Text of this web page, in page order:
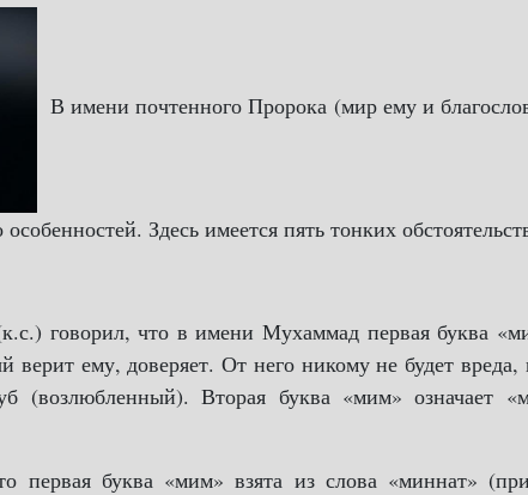
В имени почтенного Пророка (мир ему и
Здесь имеется пять тонких
говорил, что в имени Мухаммад первая буква
верит ему, доверяет. От него никому не будет
(возлюбленный). Вторая буква «мим» означает
первая буква «мим» взята из слова «миннат»